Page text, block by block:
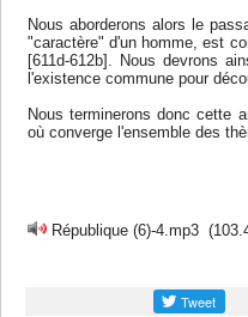
Nous aborderons alors le
"caractère" d'un homme, est
[611d-612b]. Nous devrons
l'existence commune pour
Nous terminerons donc cette
où converge l'ensemble des
République (6)-4.mp3